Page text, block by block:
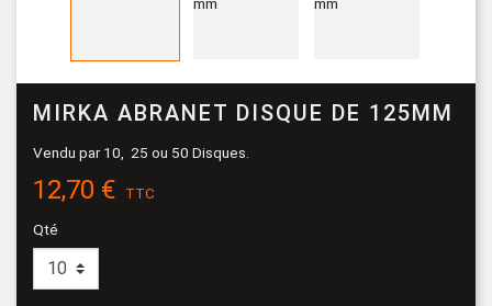
MIRKA ABRANET DISQUE DE 125MM
Vendu par 10, 25 ou 50 Disques.
12,70 € TTC
Qté